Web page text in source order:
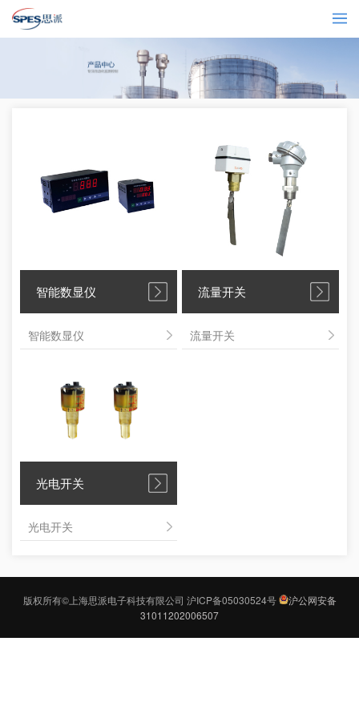
智能数显仪
智能数显仪
流量开关
流量开关
光电开关
光电开关
版权所有©上海思派电子科技有限公司 沪ICP备05030524号
沪公网安备
31011202006507